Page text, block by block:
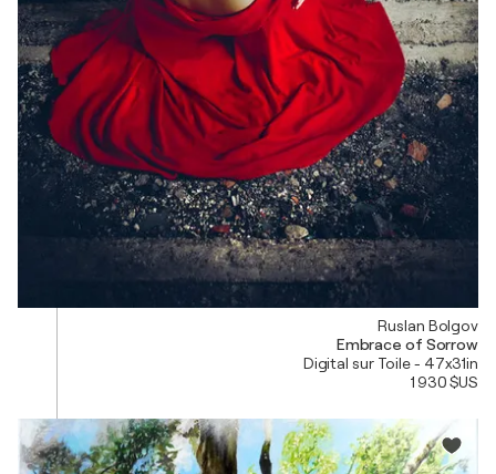
Ruslan Bolgov
Embrace of Sorrow
Digital sur Toile - 47x31in
1 930 $US